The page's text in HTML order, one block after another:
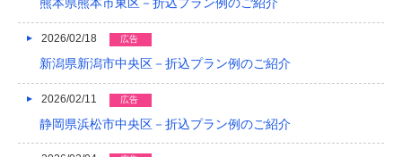
2021/08
2021/07
2021/05
熊本県熊本市東区－折込プラン例のご紹介
2026/02/18 広告
新潟県新潟市中央区－折込プラン例のご紹介
2026/02/11 広告
静岡県浜松市中央区－折込プラン例のご紹介